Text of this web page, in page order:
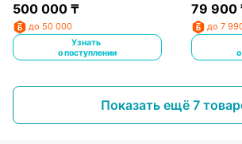
500 000₸
до 50 000
Узнать
о поступлении
79 900
до 7
Показать ещё 7